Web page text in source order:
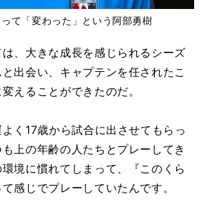
て「変わった」という阿部勇樹
、大きな成長を感じられるシーズ
出会い、キャプテンを任されたこ
えることができたのだ。
よく17歳から試合に出させてもらっ
上の年齢の人たちとプレーしてき
境に慣れてしまって、『このくら
感じでプレーしていたんです。